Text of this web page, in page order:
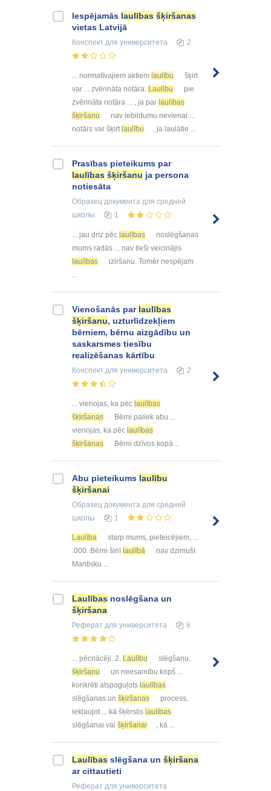
Iespējamās laulības šķiršanas
vietas Latvijā
Конспект для университета 2
... normatīvajiem aktiem laulību
šķirt
var ... zvērināta notāra. Laulību
pie
zvērināta notāra ... , ja par laulības
šķiršanu
nav iebildumu nevienai ...
notārs var šķirt laulību , ja laulātie ...
Prasības pieteikums par
laulības šķiršanu ja persona
notiesāta
Образец документа для средней
школы
1
... jau drīz pēc laulības
noslēgšanas
mums radās ... nav tieši veicinājis
laulības
iziršanu. Tomēr nespējam
Vienošanās par laulības
šķiršanu, uzturlīdzekļiem
bērniem, bērnu aizgādību un
saskarsmes tiesību
realizēšanas kārtību
Конспект для университета 2
... vienojas, ka pēc laulības
šķiršanas
Bērni paliek abu ...
vienojas, ka pēc laulības
šķiršanas
Bērni dzīvos kopā ...
Abu pieteikums laulību
šķiršanai
Образец документа для средней
школы
1
Laulība
starp mums, pieteicējiem, ...
.000. Bērni šinī laulībā
nav dzimuši.
Mantisku ...
Laulības noslēgšana un
šķiršana
Реферат для университета 8
... pēcnācēji. 2. Laulību
slēgšanu,
šķiršanu
un neesamību kopš ...
konkrēti atspoguļots laulības
slēgšanas un šķiršanas
process,
iekļaujot ... kā šķērslis laulības
slēgšanai vai šķiršanai , kā ...
Laulības slēgšana un šķiršana
ar cittautieti
Реферат для университета